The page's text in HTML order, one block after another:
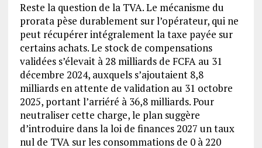
Reste la question de la TVA. Le mécanisme du
prorata pèse durablement sur l’opérateur, qui ne
peut récupérer intégralement la taxe payée sur
certains achats. Le stock de compensations
validées s’élevait à 28 milliards de FCFA au 31
décembre 2024, auxquels s’ajoutaient 8,8
milliards en attente de validation au 31 octobre
2025, portant l’arriéré à 36,8 milliards. Pour
neutraliser cette charge, le plan suggère
d’introduire dans la loi de finances 2027 un taux
nul de TVA sur les consommations de 0 à 220